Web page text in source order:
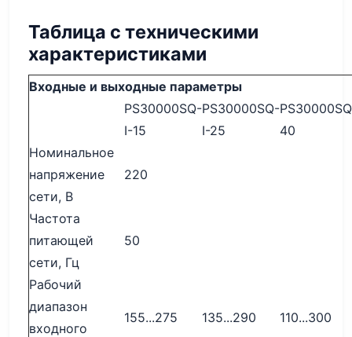
Таблица с техническими
характеристиками
Входные и выходные параметры
PS30000SQ-
I-15
PS30000SQ-
I-25
40
Номинальное
напряжение
сети, В
220
Частота
питающей
сети, Гц
50
Рабочий
диапазон
входного
155...275 135...290 110...300